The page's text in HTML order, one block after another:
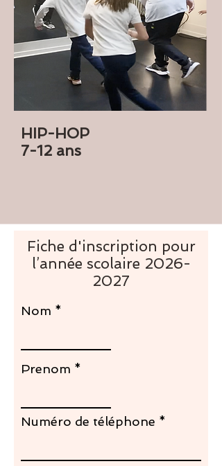
HIP-HOP
7-12 ans
Fiche d'inscription pour
l’année scolaire 2026-
2027
Nom
Prenom
Numéro de téléphone